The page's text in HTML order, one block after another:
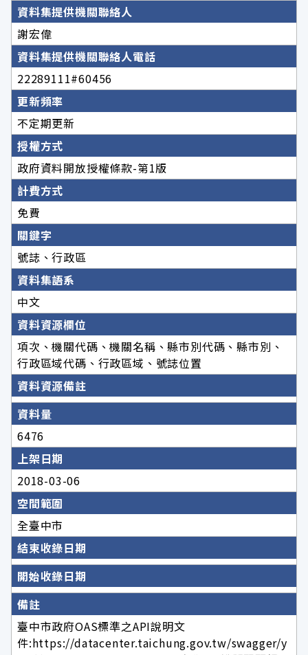
資料集提供機關聯絡人
謝宏偉
資料集提供機關聯絡人電話
22289111#60456
更新頻率
不定期更新
授權方式
政府資料開放授權條款-第1版
計費方式
免費
關鍵字
號誌、行政區
資料集語系
中文
資料資源欄位
項次、機關代碼、機關名稱、縣市別代碼、縣市別、
行政區域代碼、行政區域、號誌位置
資料資源備註
資料量
6476
上架日期
2018-03-06
空間範圍
全臺中市
結束收錄日期
開始收錄日期
備註
臺中市政府OAS標準之API說明文
件:https://datacenter.taichung.gov.tw/swagger/y